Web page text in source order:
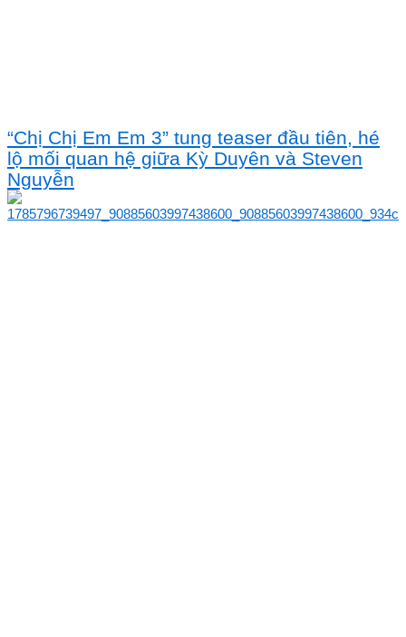
“Chị Chị Em Em 3” tung teaser đầu tiên, hé
lộ mối quan hệ giữa Kỳ Duyên và Steven
Nguyễn